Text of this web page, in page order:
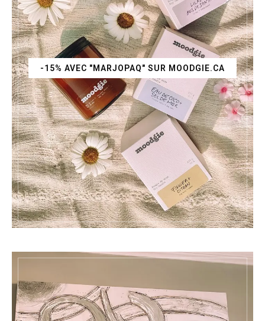
-15% AVEC "MARJOPAQ" SUR MOODGIE.CA